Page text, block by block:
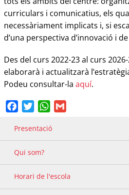
curriculars i comunicatius, els
necessàriament implicats i, si
d’una perspectiva d’innovació i
Des del curs 2022-23 al curs 2026-
elaborarà i actualitzarà
Podeu consultar-la aquí.
FacebookTwitterWhatsApp
Presentació
Qui som?
Horari de l'escola